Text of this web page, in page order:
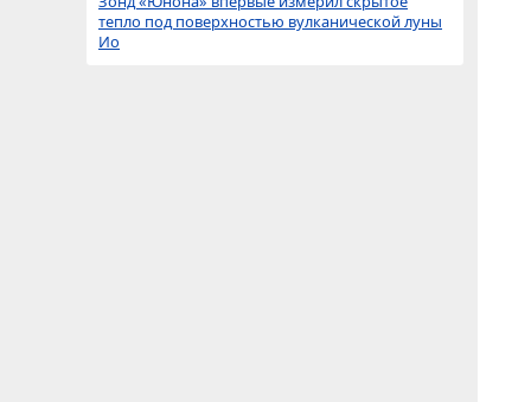
тепло под поверхностью вулканической луны
Ио